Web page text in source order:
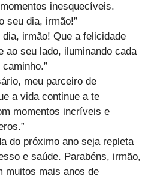
inesquecíveis.
seu dia, irmão!”
dia, irmão! Que a felicidade
ao seu lado, iluminando cada
meu parceiro de
a vida continue a te
momentos incríveis e
do próximo ano seja repleta
e saúde. Parabéns, irmão,
muitos mais anos de